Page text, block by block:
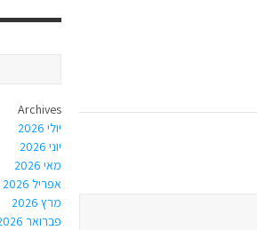
Archives
יולי 2026
יוני 2026
מאי 2026
אפריל 2026
מרץ 2026
פברואר 2026